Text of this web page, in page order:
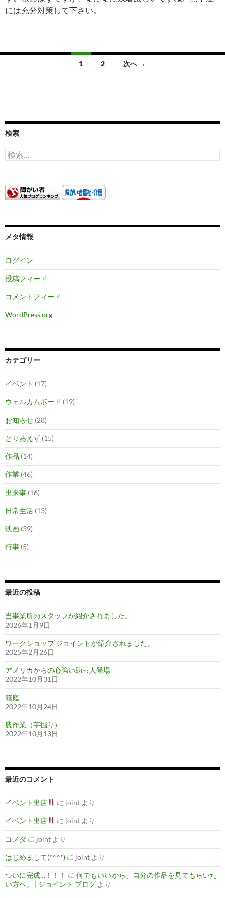
には充分対策して下さい。
ナ
ゲ
ー
ョ
ン
1 2 次へ →
検索
検
索:
メタ情報
ログイン
投稿フィード
コメントフィード
WordPress.org
カテゴリー
イベント (17)
ウェルカムボード (19)
お知らせ (28)
とりあえず (15)
作品 (14)
作業 (46)
出来事 (16)
日常生活 (13)
映画 (39)
行事 (5)
最近の投稿
当事業所のスタッフが紹介されました。
2026年1月9日
ワークショップ ジョイントが紹介されました。
2025年2月26日
アメリカからの心強い助っ人登場
2022年10月31日
箱庭
2022年10月24日
農作業（芋掘り）
2022年10月13日
最近のコメント
イベント出店 に jointより
イベント出店 に jointより
コメダ に joint より
はじめまして(*^^*) に joint より
ついに完成…！！！ に 何でもいいから、自分の作品を見てもらいた
い方へ。 | ジョイント ブログ より